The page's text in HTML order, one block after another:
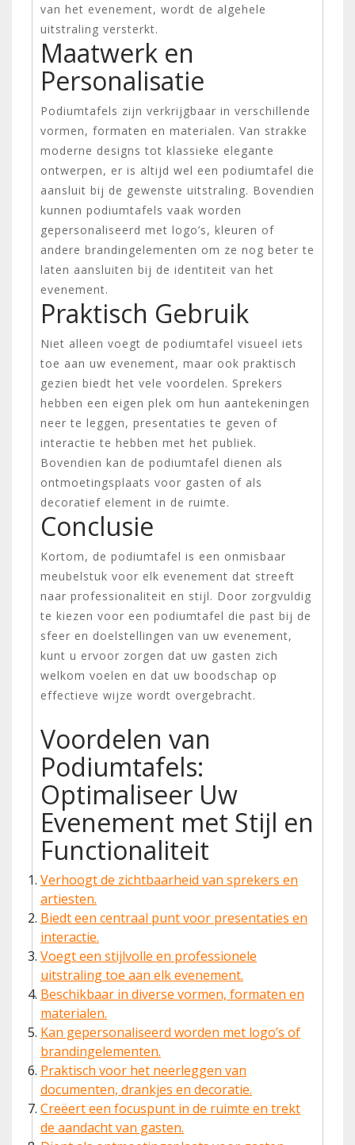
van het evenement, wordt de algehele
uitstraling versterkt.
Maatwerk en
Personalisatie
Podiumtafels zijn verkrijgbaar in verschillende
vormen, formaten en materialen. Van strakke
moderne designs tot klassieke elegante
ontwerpen, er is altijd wel een podiumtafel die
aansluit bij de gewenste uitstraling. Bovendien
kunnen podiumtafels vaak worden
gepersonaliseerd met logo’s, kleuren of
andere brandingelementen om ze nog beter te
laten aansluiten bij de identiteit van het
evenement.
Praktisch Gebruik
Niet alleen voegt de podiumtafel visueel iets
toe aan uw evenement, maar ook praktisch
gezien biedt het vele voordelen. Sprekers
hebben een eigen plek om hun aantekeningen
neer te leggen, presentaties te geven of
interactie te hebben met het publiek.
Bovendien kan de podiumtafel dienen als
ontmoetingsplaats voor gasten of als
decoratief element in de ruimte.
Conclusie
Kortom, de podiumtafel is een onmisbaar
meubelstuk voor elk evenement dat streeft
naar professionaliteit en stijl. Door zorgvuldig
te kiezen voor een podiumtafel die past bij de
sfeer en doelstellingen van uw evenement,
kunt u ervoor zorgen dat uw gasten zich
welkom voelen en dat uw boodschap op
effectieve wijze wordt overgebracht.
Voordelen van
Podiumtafels:
Optimaliseer Uw
Evenement met Stijl en
Functionaliteit
Verhoogt de zichtbaarheid van sprekers en
artiesten.
Biedt een centraal punt voor presentaties en
interactie.
Voegt een stijlvolle en professionele
uitstraling toe aan elk evenement.
Beschikbaar in diverse vormen, formaten en
materialen.
Kan gepersonaliseerd worden met logo’s of
brandingelementen.
Praktisch voor het neerleggen van
documenten, drankjes en decoratie.
Creëert een focuspunt in de ruimte en trekt
de aandacht van gasten.